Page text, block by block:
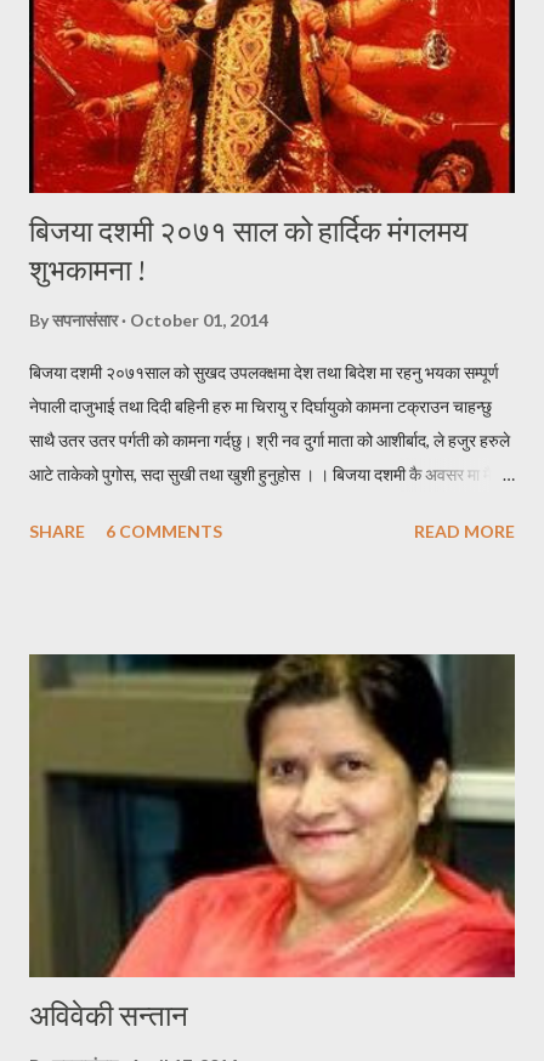
बिजया दशमी २०७१ साल को हार्दिक मंगलमय
शुभकामना !
Byसपनासंसार October 01, 2014
बिजया दशमी २०७१साल को सुखद उपलक्क्षमा देश तथा बिदेश मा रहनु भयका सम्पूर्ण
नेपाली दाजुभाई तथा दिदी बहिनी हरु मा चिरायु र दिर्घायुको कामना टक्राउन चाहन्छु
साथै उतर उतर पर्गती को कामना गर्दछु। श्री नव दुर्गा माता को आशीर्बाद, ले हजुर हरुले
आटे ताकेको पुगोस, सदा सुखी तथा खुशी हुनुहोस । । बिजया दशमी कै अवसर मा मैले
* * * * * * * दशै * * * * * * * * * निरासाले घेरे पनि, आशा त्यसै कहा मरेको छ र
आशीस लिन्छु, सानालाई खुसी दिन्छु । रिन उठाउन साहुँ आए, कुना तिर लुकिदिन्छु ।
पोहर साल सुस्ताएको मखमलि, यो साल फक्र्याउदछु हजुरलाई बर्ष दिने दशैको,
शुभकामना टक्र्याउदछु । जदौं [यो प्रस्तुती कतै पुन प्रकासित गर्नु परेमा स्रोत खुलाएर
वा लेखकको पुर्ण सहमतिमा मात्र प्रकासित गर्नुहुन अनुरोध छ । -सपनासंसा...
SHARE 6 COMMENTS READ MORE
अविवेकी सन्तान